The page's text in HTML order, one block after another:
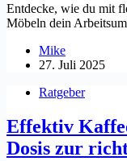
Entdecke, wie du mit
Möbeln dein
Mike
27. Juli 2025
Ratgeber
Effektiv
Dosis zur